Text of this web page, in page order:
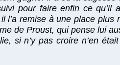
pour faire enfin ce qu’il
l’a remise à une place plus
de Proust, qui pense lui
si n’y pas croire n’en